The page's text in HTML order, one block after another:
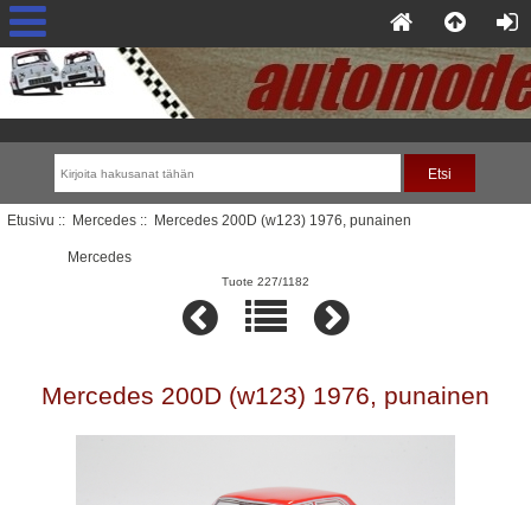
Etusivu :: Mercedes:: Mercedes 200D (w123) 1976, punainen
Mercedes
Tuote 227/1182
Mercedes 200D (w123) 1976, punainen